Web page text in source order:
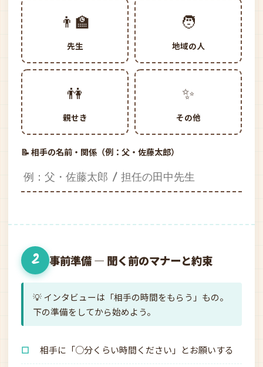
👨‍🏫
先生
🧑
地域の人
👫
親せき
✨
その他
📝 相手の名前・関係（例：父・佐藤太郎）
2 事前準備 — 聞く前のマナーと約束
💡 インタビューは「相手の時間をもらう」もの。
下の準備をしてから始めよう。
☐ 相手に「○分くらい時間ください」とお願いする